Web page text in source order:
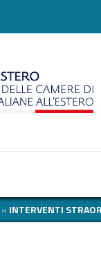
» INTERVENTI